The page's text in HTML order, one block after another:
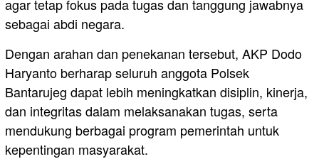
agar tetap fokus pada tugas dan tanggung jawabnya
sebagai abdi negara.
Dengan arahan dan penekanan tersebut, AKP Dodo
Haryanto berharap seluruh anggota Polsek
Bantarujeg dapat lebih meningkatkan disiplin, kinerja,
dan integritas dalam melaksanakan tugas, serta
mendukung berbagai program pemerintah untuk
kepentingan masyarakat.